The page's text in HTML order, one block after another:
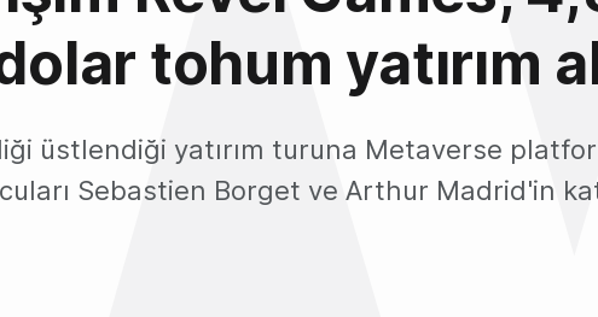
tohum yatırım
üstlendiği yatırım turuna Metaverse
Sebastien Borget ve Arthur Madrid'in